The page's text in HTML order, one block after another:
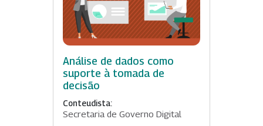
Análise de dados como
suporte à tomada de
decisão
Conteudista:
Secretaria de Governo Digital